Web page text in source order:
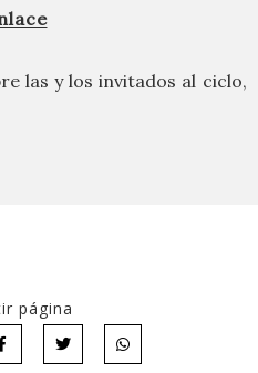
las y los invitados al ciclo,
página